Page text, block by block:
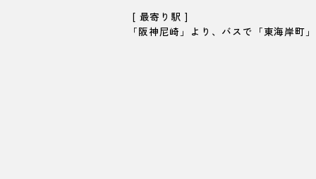
[ 最寄り駅 ]
「阪神尼崎」より、バスで「東海岸町